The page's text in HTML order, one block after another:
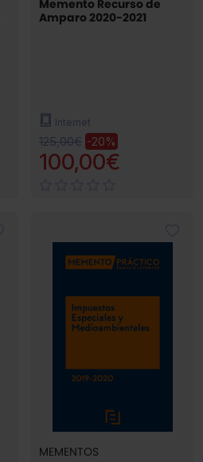
Memento Recurso de
Amparo 2020-2021
Internet
125,00€ -20%
100,00€
MEMENTOS